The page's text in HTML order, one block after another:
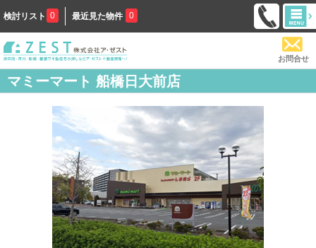
検討リスト 0 最近見た物件 0
お問合せ
マミーマート 船橋日大前店